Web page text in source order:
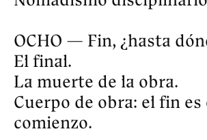
través de investigaciones artísticas.
Amsterdam, Basel, Barcelona,
Berlín, Bogotá, Buenos Aires, Lima,
Nueva York, Tokio, Montreal, Río de
Janeiro y San Pablo. Vive en Berlín.
— www.juliangalay.com